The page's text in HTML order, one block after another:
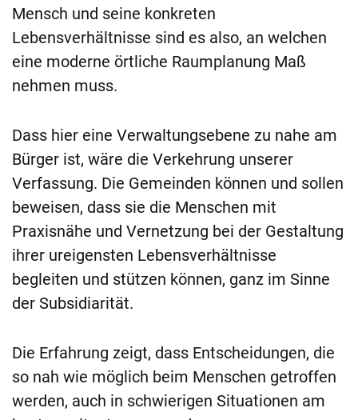
Mensch und seine konkreten
Lebensverhältnisse sind es also, an welchen
eine moderne örtliche Raumplanung Maß
nehmen muss.
Dass hier eine Verwaltungsebene zu nahe am
Bürger ist, wäre die Verkehrung unserer
Verfassung. Die Gemeinden können und sollen
beweisen, dass sie die Menschen mit
Praxisnähe und Vernetzung bei der Gestaltung
ihrer ureigensten Lebensverhältnisse
begleiten und stützen können, ganz im Sinne
der Subsidiarität.
Die Erfahrung zeigt, dass Entscheidungen, die
so nah wie möglich beim Menschen getroffen
werden, auch in schwierigen Situationen am